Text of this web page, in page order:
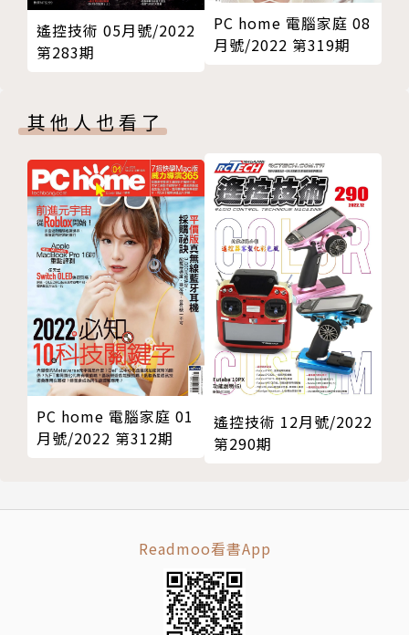
標，才可減輕潛藏的資安風險。
產業趨勢
國際情勢詭譎牽動數位供應鏈
布局物聯網優化營運降低衝擊
疫情延燒催促企業數位轉型 地緣衝突引發通膨物料短
缺
文◎Howie Su（產業分析師）
地緣政治事件除帶來不確定性外，也同時影響物流、金
流、資訊流，與人流的限制。以俄烏戰爭而言，烏克蘭
戰爭加劇了供應中斷和通膨危機，印度電子與資訊科技
部長Rajeev Chandrasekhar指出：「俄羅斯與烏克蘭
的衝突影響包括半導體產業在內的眾多供應鏈。持續的
衝突可能對氖氣和六氟丁二烯氣體的供應產生不利影
響，這些氣體是製造半導體芯片的基本元素。」。
化關鍵物資掌握度與供應鏈韌性，同時預計在十年內投
入2,000億美元作為半導體研究預算，由於晶片供應鏈
問題已衝擊汽車、武器、電動遊戲等產品的生產，已成
為美國國安問題，該法案由兩黨支持並通過。
遙控技術 05月號/2022
第283期
PC home 電腦家庭 08
月號/2022 第319期
其他人也看了
PC home 電腦家庭 01
月號/2022 第312期
遙控技術 12月號/2022
第290期
Readmoo看書App